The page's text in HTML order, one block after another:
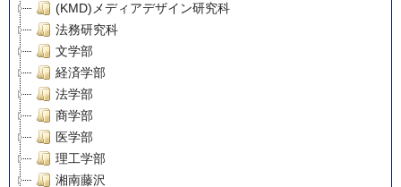
(KMD)メディアデザイン研究科
法務研究科
文学部
経済学部
法学部
商学部
医学部
理工学部
湘南藤沢